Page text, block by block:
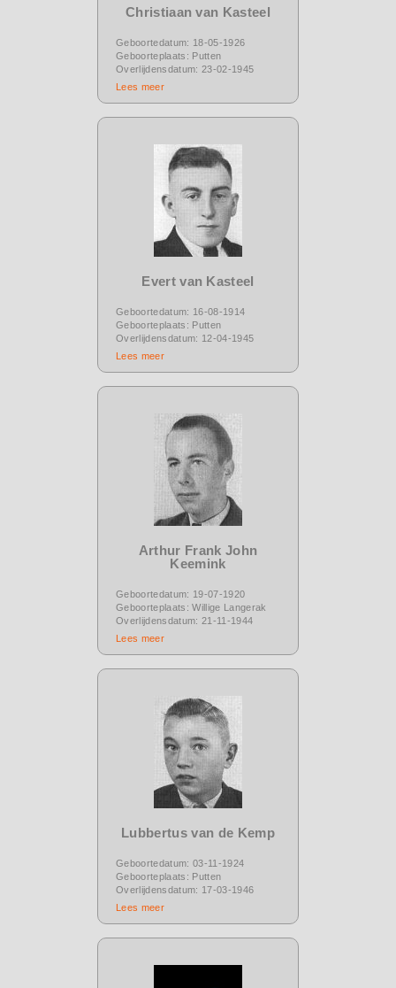
Christiaan van Kasteel
Geboortedatum: 18-05-1926
Geboorteplaats: Putten
Overlijdensdatum: 23-02-1945
Lees meer
Evert van Kasteel
Geboortedatum: 16-08-1914
Geboorteplaats: Putten
Overlijdensdatum: 12-04-1945
Lees meer
Arthur Frank John
Keemink
Geboortedatum: 19-07-1920
Geboorteplaats: Willige Langerak
Overlijdensdatum: 21-11-1944
Lees meer
Lubbertus van de Kemp
Geboortedatum: 03-11-1924
Geboorteplaats: Putten
Overlijdensdatum: 17-03-1946
Lees meer